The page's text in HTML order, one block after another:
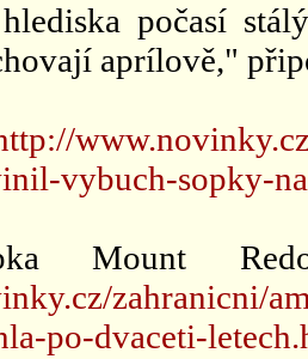
počasí
aprílově,"
vybuch-sopky-
Mount
zahranicni/
po-dvaceti-